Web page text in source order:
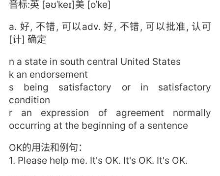
音标:英 [əʊˈkeɪ]美 [oˈke]
a. 好, 不错, 可以adv. 好, 不错, 可以批准, 认可
[计] 确定
n a state in south central United States
k an endorsement
s being satisfactory or in satisfactory
condition
r an expression of agreement normally
occurring at the beginning of a sentence
OK的用法和例句：
1. Please help me. It's OK. It's OK. It's OK.